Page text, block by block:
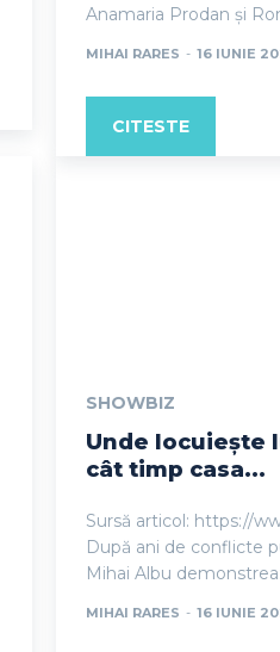
Anamaria Prodan și
MIHAI RARES - 16 IUNIE
CITESTE
SHOWBIZ
Unde locuiește
cât timp casa...
Sursă articol: https://
După ani de conflicte
Mihai Albu
MIHAI RARES - 16 IUNIE